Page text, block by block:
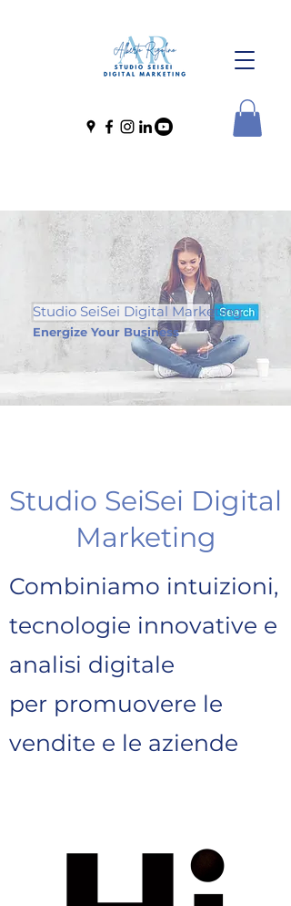
Energize Your Business
Studio SeiSei Digital Marketing
Studio SeiSei Digital
Marketing
Combiniamo intuizioni,
tecnologie innovative e
analisi digitale
per promuovere le
vendite e le aziende